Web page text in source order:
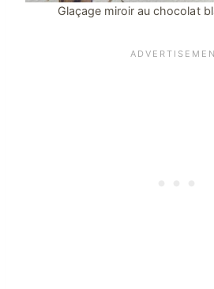
Glaçage miroir au chocolat